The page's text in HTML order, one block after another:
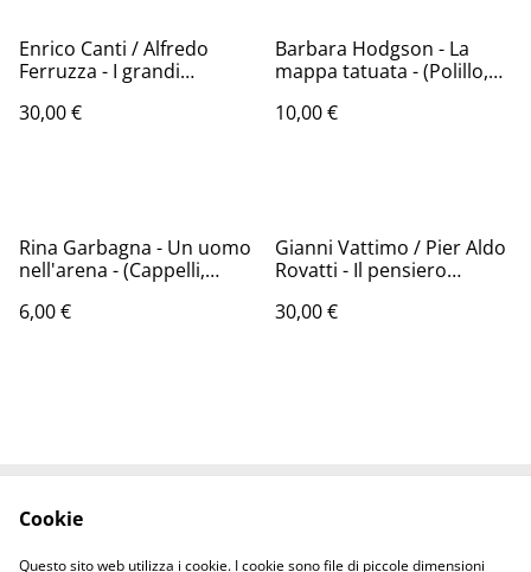
Enrico Canti / Alfredo
Ferruzza - I grandi
(Rusconi, 1982 - 1a ed.)
30,00 €
Barbara Hodgson - La
mappa tatuata - (Polillo,
10,00 €
Rina Garbagna - Un uomo
nell'arena - (Cappelli,
6,00 €
Gianni Vattimo / Pier Aldo
Rovatti - Il pensiero
1a ed.)
30,00 €
Informativa sulla
Politica sui Cookie
Cookie
Questo sito web utilizza i cookie. I cookie sono file di piccole dimensioni